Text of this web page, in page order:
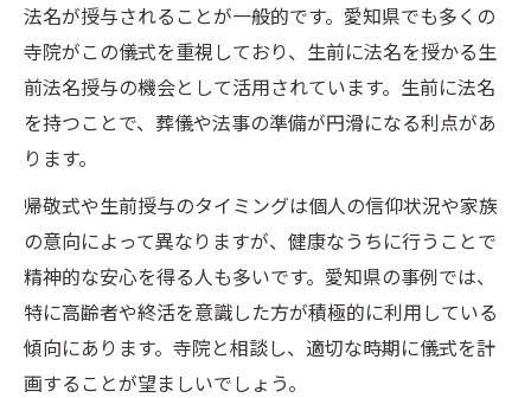
法名が授与されることが一般的です。愛知県でも多くの
寺院がこの儀式を重視しており、生前に法名を授かる生
前法名授与の機会として活用されています。生前に法名
を持つことで、葬儀や法事の準備が円滑になる利点があ
ります。
帰敬式や生前授与のタイミングは個人の信仰状況や家族
の意向によって異なりますが、健康なうちに行うことで
精神的な安心を得る人も多いです。愛知県の事例では、
特に高齢者や終活を意識した方が積極的に利用している
傾向にあります。寺院と相談し、適切な時期に儀式を計
画することが望ましいでしょう。